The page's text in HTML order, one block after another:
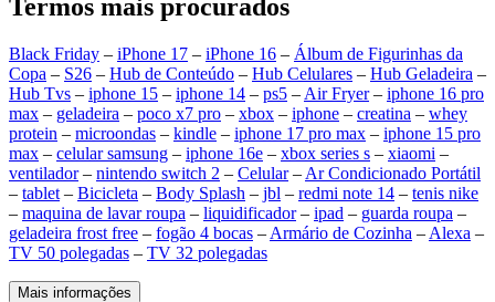
Termos mais procurados
Black Friday – iPhone 17 – iPhone 16 – Álbum de Figurinhas da
Copa – S26 – Hub de Conteúdo – Hub Celulares – Hub Geladeira –
Hub Tvs – iphone 15 – iphone 14 – ps5 – Air Fryer– iphone 16 pro
max – geladeira – poco x7 pro – xbox – iphone – creatina – whey
protein – microondas – kindle – iphone 17 pro max – iphone 15 pro
max – celular samsung – iphone 16e – xbox series s – xiaomi –
ventilador– nintendo switch 2 – Celular– Ar Condicionado Portátil
– tablet – Bicicleta – Body Splash – jbl – redmi note 14 – tenis nike
– maquina de lavar roupa – liquidificador– ipad – guarda roupa –
geladeira frost free – fogão 4 bocas – Armário de Cozinha – Alexa –
TV 50 polegadas – TV 32 polegadas
Mais informações